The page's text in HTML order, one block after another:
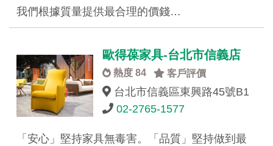
我們根據質量提供最合理的價錢…
歐得葆家具-台北市信義店
熱度 84 客戶評價
台北市信義區東興路45號B1
02-2765-1577
「安心」堅持家具無毒害。「品質」堅持做到最